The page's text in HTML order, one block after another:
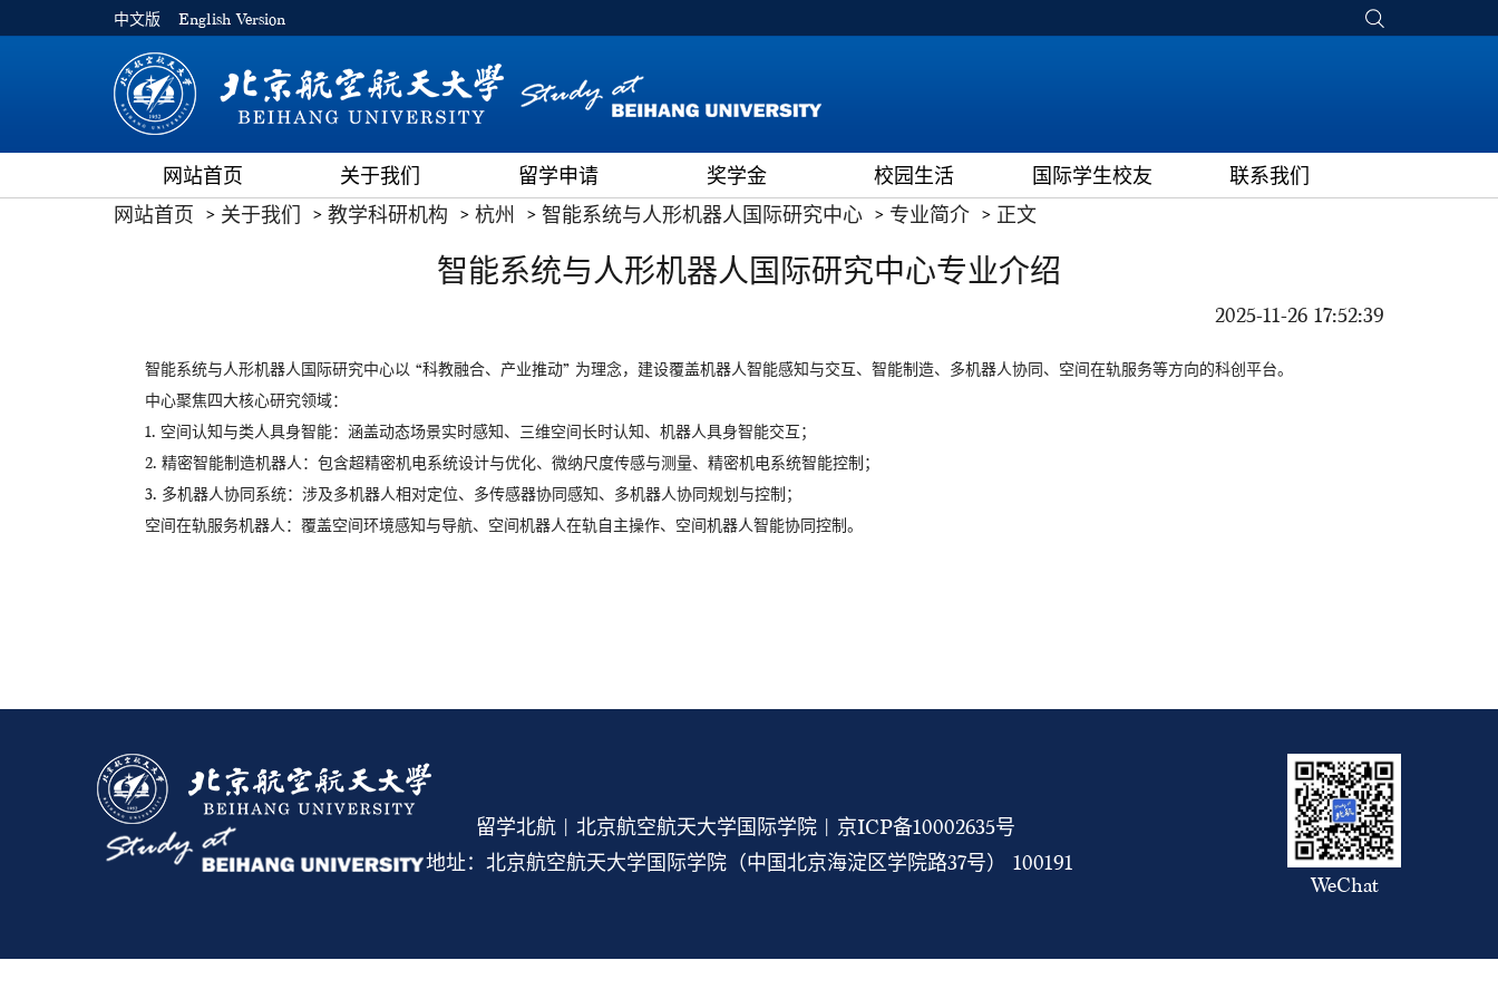
中文版 English Version
网站首页 关于我们 留学申请 奖学金 校园生活 国际学生校友
联系我们
网站首页
关于我们 教学科研机构 杭州 智能系统与人形机器人国际研究中心 专业简介 正文
智能系统与人形机器人国际研究中心专业介绍
2025-11-26 17:52:39
智能系统与人形机器人国际研究中心以 “科教融合、产业推动” 为理念，建设覆盖机器人智能感知与交互、智能制造、多机器人协同、空间在轨服务等方向的科创平台。
中心聚焦四大核心研究领域：
1. 空间认知与类人具身智能：涵盖动态场景实时感知、三维空间长时认知、机器人具身智能交互；
2. 精密智能制造机器人：包含超精密机电系统设计与优化、微纳尺度传感与测量、精密机电系统智能控制；
3. 多机器人协同系统：涉及多机器人相对定位、多传感器协同感知、多机器人协同规划与控制；
空间在轨服务机器人：覆盖空间环境感知与导航、空间机器人在轨自主操作、空间机器人智能协同控制。
留学北航 | 北京航空航天大学国际学院 | 京ICP备10002635号
地址：北京航空航天大学国际学院（中国北京海淀区学院路37号） 100191
WeChat